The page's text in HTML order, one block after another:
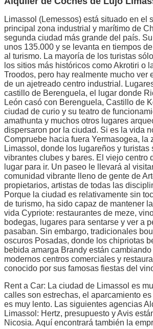
Limassol (Lemessos) está situado en el
principal zona industrial y marítimo de
segunda ciudad más grande del país.
unos 135.000 y se levanta en tiempos
al turismo. La mayoría de los turistas
los sitios más históricos como Akrotiri o
Troodos, pero hay realmente mucho ver
de un ajetreado centro industrial.
castillo de Berenguela, el lugar donde
León casó con Berenguela, Castillo de
ciudad de curio y su teatro de
amathunta y muchos otros lugares
dispersaron por la ciudad. Si es la vida
Compruebe hacia fuera Yermasogea, la
Limassol, donde los lugareños y turistas
vibrantes clubes y bares. El viejo centro
lugar para ir. Un paseo le llevará al
comunidad vibrante lleno de gente de
propietarios, artistas de todas las
Porque la ciudad es relativamente sin
de turismo, ha sido capaz de mantener
vida Cypriote: restaurantes de meze,
bodegas, lugares para sentarse y ver a
pasaban. Sin embargo, tradicionales
oscuros Posadas, donde los chipriotas
bebida amarga Brandy están
modernos centros comerciales y
conocido por sus famosas fiestas del
Rent a Car: La ciudad de Limassol es
calles son estrechas, el aparcamiento
es muy lento. Las siguientes agencias
Limassol: Hertz, presupuesto y Avis
Nicosia. Aquí encontrará también la